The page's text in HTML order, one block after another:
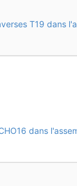
T19 dans
dans